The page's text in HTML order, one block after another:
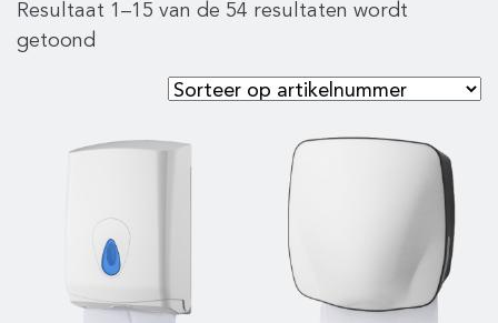
Resultaat 1–15 van de 54 resultaten wordt
getoond